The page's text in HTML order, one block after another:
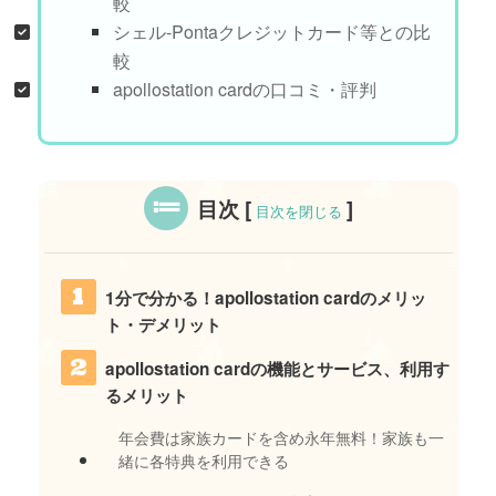
シェル-Pontaクレジットカード等との比
較
apollostation cardの口コミ・評判
目次 [ 目次を閉じる ]
1分で分かる！apollostation cardのメリッ
ト・デメリット
apollostation cardの機能とサービス、利用す
るメリット
年会費は家族カードを含め永年無料！家族も一
緒に各特典を利用できる